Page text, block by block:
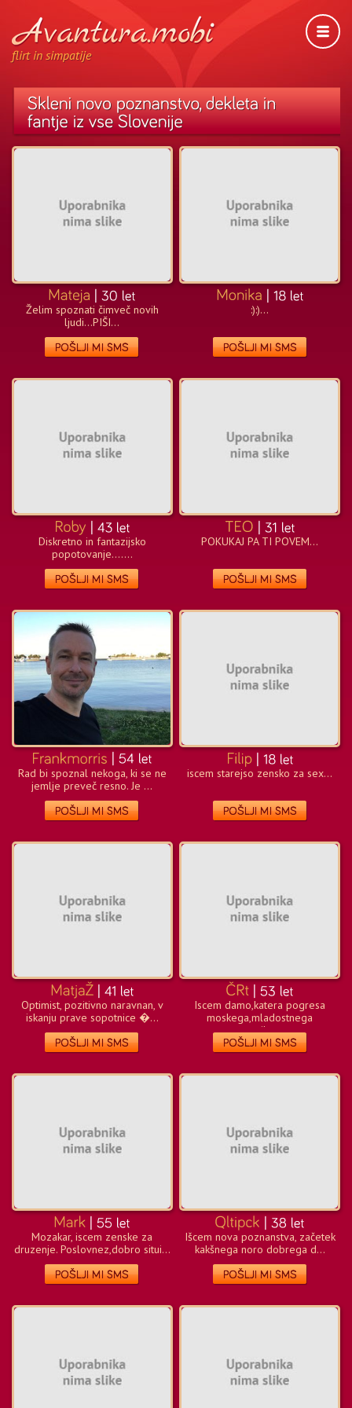
flirt in simpatije
Želim spoznati čimveč novih
ljudi...PIŠI...
:):)...
Diskretno in fantazijsko
popotovanje.......
POKUKAJ PA TI POVEM...
Rad bi spoznal nekoga, ki se ne
jemlje preveč resno. Je ...
iscem starejso zensko za sex...
Optimist, pozitivno naravnan, v
iskanju prave sopotnice �...
Iscem damo,katera pogresa
moskega,mladostnega
sportnika.....
Mozakar, iscem zenske za
druzenje. Poslovnez,dobro situi...
Išcem nova poznanstva, začetek
kakšnega noro dobrega d...